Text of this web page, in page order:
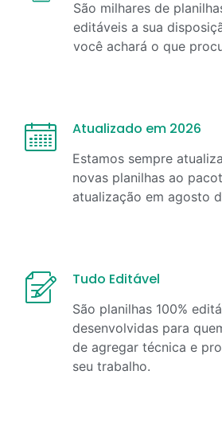
São milhares de
editáveis a sua
você achará o que
Atualizado em 2026
Estamos sempre
novas planilhas ao
atualização em agosto
Tudo Editável
São planilhas 100%
desenvolvidas para
de agregar técnica e
seu trabalho.